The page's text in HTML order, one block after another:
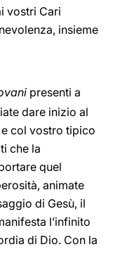
vostri Cari
insieme
presenti a
dare inizio al
col vostro tipico
che la
quel
animate
di Gesù, il
l’infinito
di Dio. Con la